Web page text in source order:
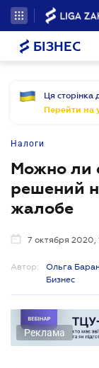
БІЗНЕС
Ця сторінка
Перейти на
Налоги
Можно ли
решений
жалобе
7 октября 2020,
Автор:
Ольга
Бизнес
Реклама